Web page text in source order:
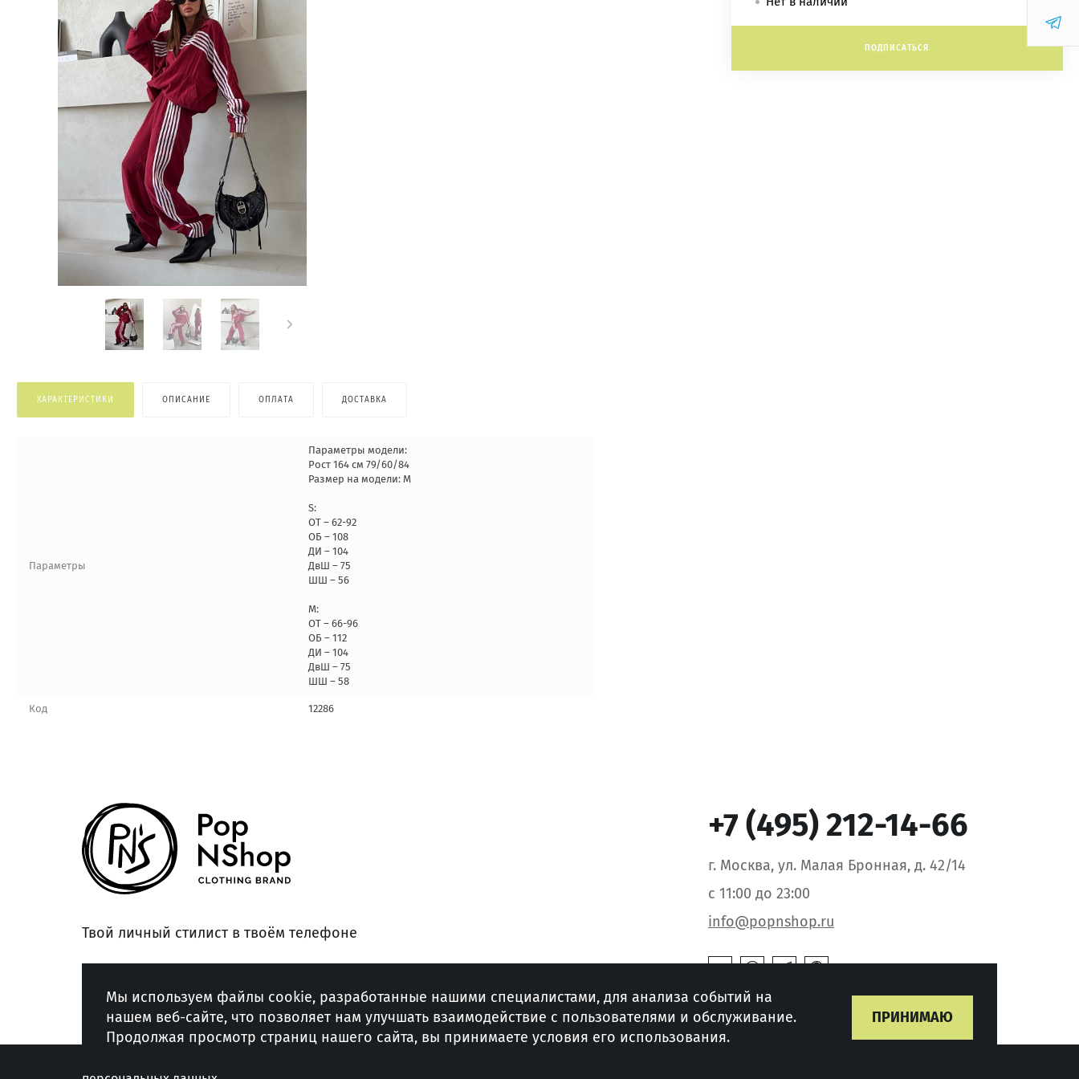
ПОДПИСАТЬСЯ
ХАРАКТЕРИСТИКИ ОПИСАНИЕ ОПЛАТА ДОСТАВКА
Параметры
Параметры модели:
Рост 164 см 79/60/84
Размер на модели: М
S:
ОТ – 62-92
ОБ – 108
ДИ – 104
ДвШ – 75
ШШ – 56
M:
ОТ – 66-96
ОБ – 112
ДИ – 104
ДвШ – 75
ШШ – 58
Код 12286
Твой личный стилист в твоём телефоне
© 2026 POPNSHOP, Все права защищены
+7 (495) 212-14-66
г. Москва, ул. Малая Бронная, д. 42/14
с 11:00 до 23:00
info@popnshop.ru
Мы используем файлы cookie, разработанные нашими специалистами, для анализа событий на
нашем веб-сайте, что позволяет нам улучшать взаимодействие с пользователями и обслуживание.
Продолжая просмотр страниц нашего сайта, вы принимаете условия его использования.
ПРИНИМАЮ